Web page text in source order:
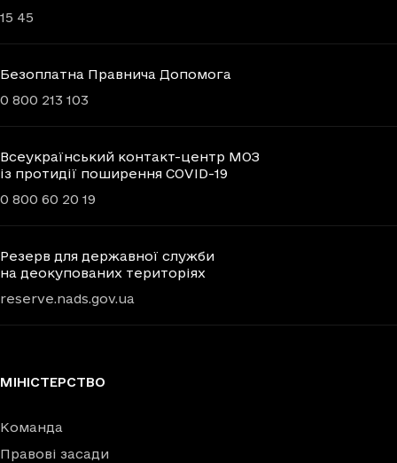
15 45
Безоплатна Правнича Допомога
0 800 213 103
Всеукраїнський контакт-центр МОЗ
із протидії поширення COVID-19
0 800 60 20 19
Резерв для державної служби
на деокупованих територіях
reserve.nads.gov.ua
МІНІСТЕРСТВО
Команда
Правові засади